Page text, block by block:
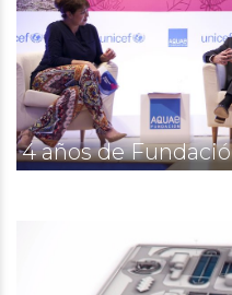
4 años de